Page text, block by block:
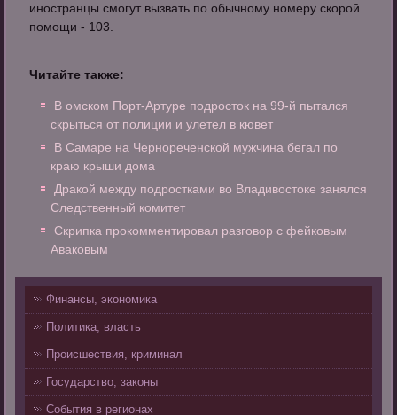
иностранцы смогут вызвать по обычному номеру скорой
помощи - 103.
Читайте также:
В омском Порт-Артуре подросток на 99-й пытался
скрыться от полиции и улетел в кювет
В Самаре на Чернореченской мужчина бегал по
краю крыши дома
Дракой между подростками во Владивостоке занялся
Следственный комитет
Скрипка прокомментировал разговор с фейковым
Аваковым
Финансы, экономика
Политика, власть
Происшествия, криминал
Государство, законы
События в регионах